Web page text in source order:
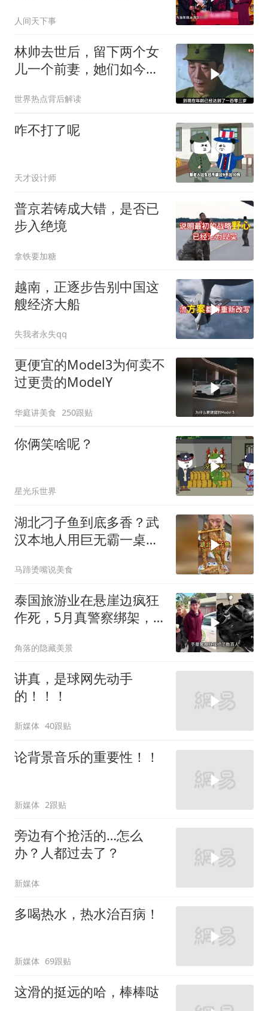
人间天下事
林帅去世后，留下两个女
儿一个前妻，她们如今过
世界热点背后解读
咋不打了呢
天才设计师
普京若铸成大错，是否已
步入绝境
拿铁要加糖
越南，正逐步告别中国这
艘经济大船
失我者永失qq
更便宜的Model3为何卖不
过更贵的ModelY
华庭讲美食 250跟贴
你俩笑啥呢？
星光乐世界
湖北刁子鱼到底多香？武
汉本地人用巨无霸一桌告
马蹄烫嘴说美食
泰国旅游业在悬崖边疯狂
作死，5月真警察绑架，7
角落的隐藏美景
讲真，是球网先动手
的！！！
新媒体 40跟贴
论背景音乐的重要性！！
新媒体 2跟贴
旁边有个抢活的…怎么
办？人都过去了？
新媒体
多喝热水，热水治百病！
新媒体 69跟贴
这滑的挺远的哈，棒棒哒